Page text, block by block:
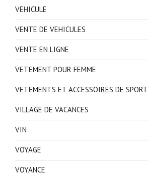
VEHICULE
VENTE DE VEHICULES
VENTE EN LIGNE
VETEMENT POUR FEMME
VETEMENTS ET ACCESSOIRES DE SPORT
VILLAGE DE VACANCES
VIN
VOYAGE
VOYANCE